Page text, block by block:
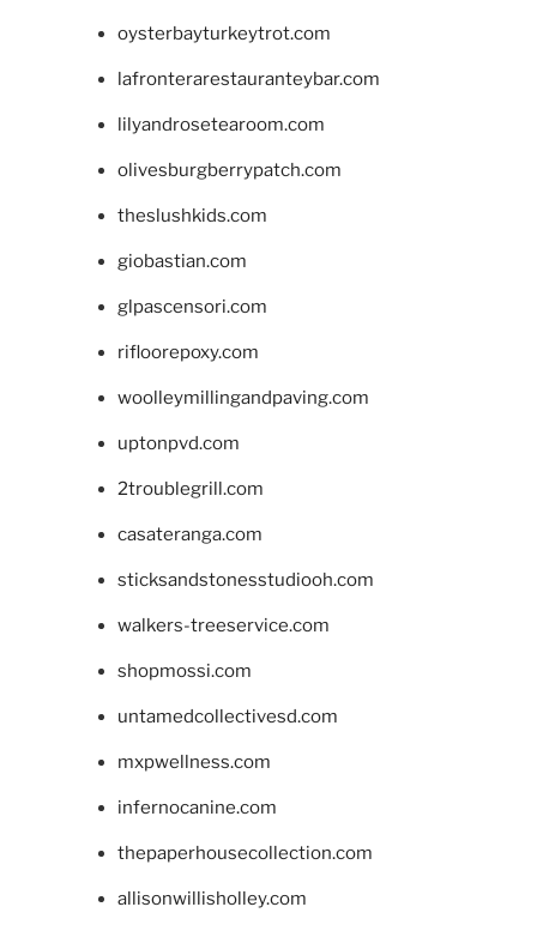
oysterbayturkeytrot.com
lafronterarestauranteybar.com
lilyandrosetearoom.com
olivesburgberrypatch.com
theslushkids.com
giobastian.com
glpascensori.com
rifloorepoxy.com
woolleymillingandpaving.com
uptonpvd.com
2troublegrill.com
casateranga.com
sticksandstonesstudiooh.com
walkers-treeservice.com
shopmossi.com
untamedcollectivesd.com
mxpwellness.com
infernocanine.com
thepaperhousecollection.com
allisonwillisholley.com